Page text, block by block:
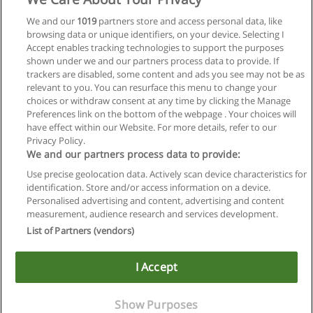
Graduação em Matemática
UBM - Centro Universitário de Barra Mansa
Solicitar informações
Regras de uso
Privacidade de dados
Entrar em contato com Educaedu
Copyright © Educaedu Business S.L. - CIF : B-95610580: -
We and our 1019partners store and access personal data, like
browsing data or unique identifiers, on your device. Selecting I
Accept enables tracking technologies to support the purposes
shown under we and our partners process data to provide. If
trackers are disabled, some content and ads you see may not be as
relevant to you. You can resurface this menu to change your
choices or withdraw consent at any time by clicking the Manage
Preferences link on the bottom of the webpage . Your choices will
have effect within our Website. For more details, refer to our
Privacy Policy.
We and our partners process data to provide:
Use precise geolocation data. Actively scan device characteristics for
identification. Store and/or access information on a device.
Personalised advertising and content, advertising and content
measurement, audience research and services development.
List of Partners (vendors)
I Accept
Show Purposes